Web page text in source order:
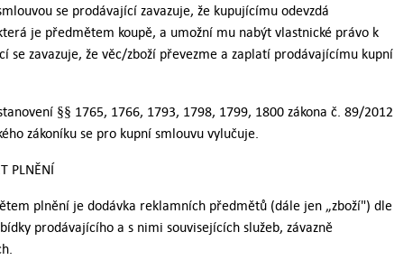
se prodávající zavazuje, že kupujícímu odevzdá
je předmětem koupě, a umožní mu nabýt vlastnické právo k
se zavazuje, že věc/zboží převezme a zaplatí prodávajícímu kupní
§§ 1765, 1766, 1793, 1798, 1799, 1800 zákona č. 89/2012
zákoníku se pro kupní smlouvu vylučuje.
PLNĚNÍ
plnění je dodávka reklamních předmětů (dále jen „zboží") dle
prodávajícího a s nimi souvisejících služeb, závazně